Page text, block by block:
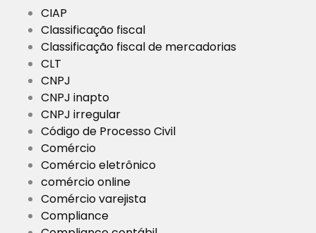
CIAP
Classificação fiscal
Classificação fiscal de mercadorias
CLT
CNPJ
CNPJ inapto
CNPJ irregular
Código de Processo Civil
Comércio
Comércio eletrônico
comércio online
Comércio varejista
Compliance